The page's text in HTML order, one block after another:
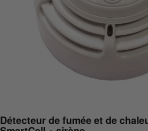
Détecteur de fumée et de